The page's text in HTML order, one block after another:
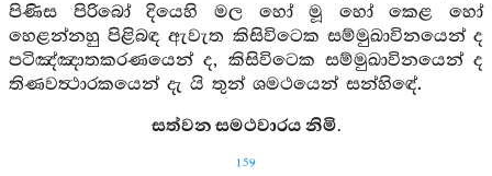
පිණිස පිරිබෝ දියෙහි මල හෝ මූ හෝ කෙළ හෝ
හෙළන්නහු පිළිබඳ ඇවැත කිසිවිටෙක සම්මුඛාවිනයෙන් ද
පටිඤ්ඤාතකරණයෙන් ද, කිසිවිටෙක සම්මුඛාවිනයෙන් ද
තිණවත්‍ථාරකයෙන් දැ යි තුන් ශමථයෙන් සන්හිඳේ.
සත්වන සමථවාරය නිමි.
159